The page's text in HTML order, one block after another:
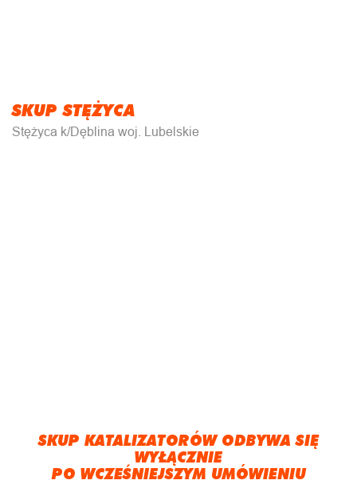
SKUP STĘŻYCA
Stężyca k/Dęblina woj. Lubelskie
SKUP KATALIZATORÓW ODBYWA SIĘ
WYŁĄCZNIE
PO WCZEŚNIEJSZYM UMÓWIENIU